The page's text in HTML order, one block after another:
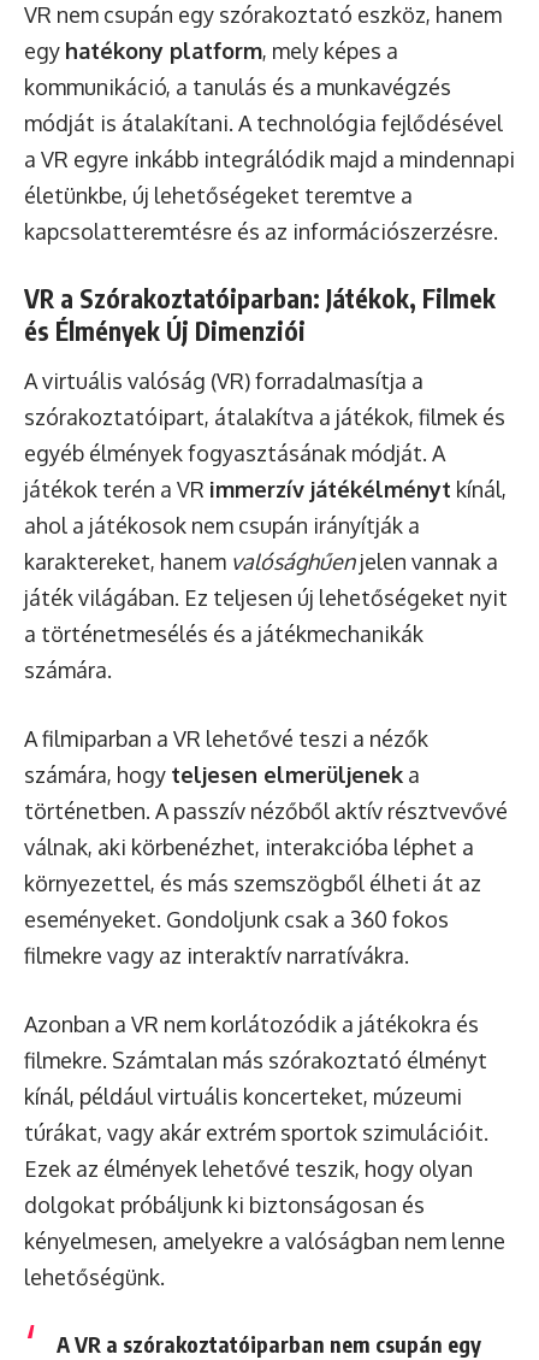
VR nem csupán egy szórakoztató eszköz, hanem
egy hatékony platform, mely képes a
kommunikáció, a tanulás és a munkavégzés
módját is átalakítani. A technológia fejlődésével
a VR egyre inkább integrálódik majd a mindennapi
életünkbe, új lehetőségeket teremtve a
kapcsolatteremtésre és az információszerzésre.
VR a Szórakoztatóiparban: Játékok, Filmek
és Élmények Új Dimenziói
A virtuális valóság (VR) forradalmasítja a
szórakoztatóipart, átalakítva a játékok, filmek és
egyéb élmények fogyasztásának módját. A
játékok terén a VR immerzív játékélményt kínál,
ahol a játékosok nem csupán irányítják a
karaktereket, hanem valósághűenjelen vannak a
játék világában. Ez teljesen új lehetőségeket nyit
a történetmesélés és a játékmechanikák
számára.
A filmiparban a VR lehetővé teszi a nézők
számára, hogy teljesen elmerüljenek a
történetben. A passzív nézőből aktív résztvevővé
válnak, aki körbenézhet, interakcióba léphet a
környezettel, és más szemszögből élheti át az
eseményeket. Gondoljunk csak a 360 fokos
filmekre vagy az interaktív narratívákra.
Azonban a VR nem korlátozódik a játékokra és
filmekre. Számtalan más szórakoztató élményt
kínál, például virtuális koncerteket, múzeumi
túrákat, vagy akár extrém sportok szimulációit.
Ezek az élmények lehetővé teszik, hogy olyan
dolgokat próbáljunk ki biztonságosan és
kényelmesen, amelyekre a valóságban nem lenne
lehetőségünk.
A VR a szórakoztatóiparban nem csupán egy